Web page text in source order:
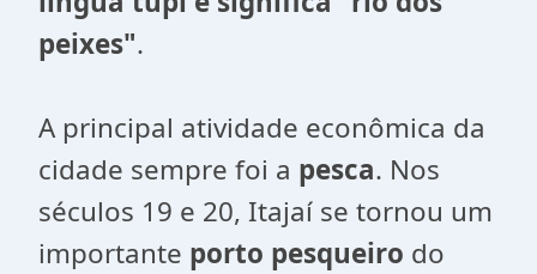
peixes".
A principal atividade econômica da
cidade sempre foi a pesca. Nos
séculos 19 e 20, Itajaí se tornou um
importante porto pesqueiro do